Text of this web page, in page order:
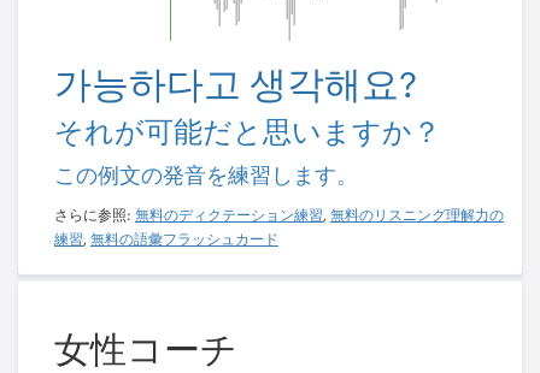
가능하다고 생각해요?
それが可能だと思いますか？
この例文の発音を練習します。
さらに参照: 無料のディクテーション練習, 無料のリスニング理解力の
練習, 無料の語彙フラッシュカード
女性コーチ